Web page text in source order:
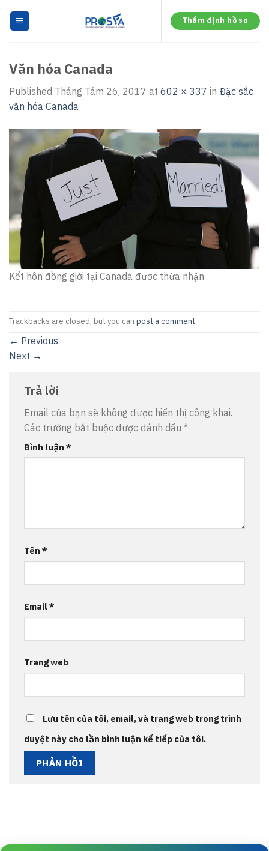
Thẩm định hồ sơ
Văn hóa Canada
Published Tháng Tám 26, 2017 at 602 × 337 in Đặc sắc
văn hóa Canada
Kết hôn đồng giới tại Canada đươc thừa nhận
Trackbacks are closed, but you can post a comment.
← Previous
Next →
Trả lời
Email của bạn sẽ không được hiển thị công khai.
Các trường bắt buộc được đánh dấu *
Bình luận *
Tên *
Email*
Trang web
Lưu tên của tôi, email, và trang web trong trình
duyệt này cho lần bình luận kế tiếp của tôi.